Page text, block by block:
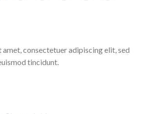
consectetuer adipiscing elit, sed
tincidunt.